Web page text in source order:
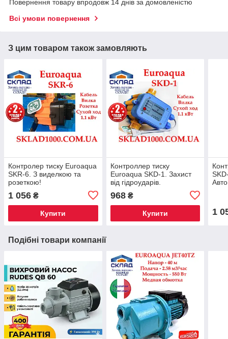
Повернення товару впродовж 14 днів за домовленістю
Всі умови повернення
З цим товаром також замовляють
Контролер тиску Euroaqua
SKR-6. З виделкою та
розеткою!
1 056 ₴
Купити
Контроллер тиску
Euroaqua SKD-1. Захист
від гідроударів.
968₴
Купити 1
Подібні товари компанії